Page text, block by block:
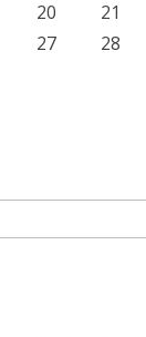
20 21
27 28